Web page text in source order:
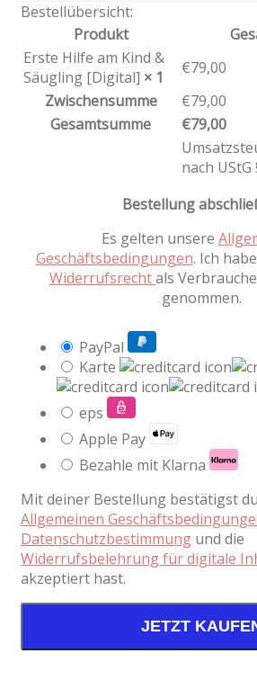
Bestellübersicht:
Produkt
Erste Hilfe am Kind &
Säugling [Digital] × 1 €79,00
Zwischensumme
€79,00
Gesamtsumme
€79,00
nach UStG
Bestellung
Es gelten unsere
Geschäftsbedingungen. Ich
Widerrufsrechtals
genommen.
PayPal
Karte
eps
Apple Pay
Bezahle mit Klarna
Mit deiner Bestellung bestätigst
Allgemeinen
Datenschutzbestimmung und die
Widerrufsbelehrung für digitale
akzeptiert hast.
JETZT